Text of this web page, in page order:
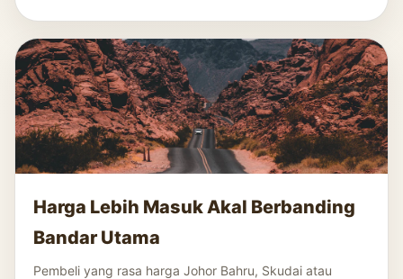
Harga Lebih Masuk Akal Berbanding
Bandar Utama
Pembeli yang rasa harga Johor Bahru, Skudai atau